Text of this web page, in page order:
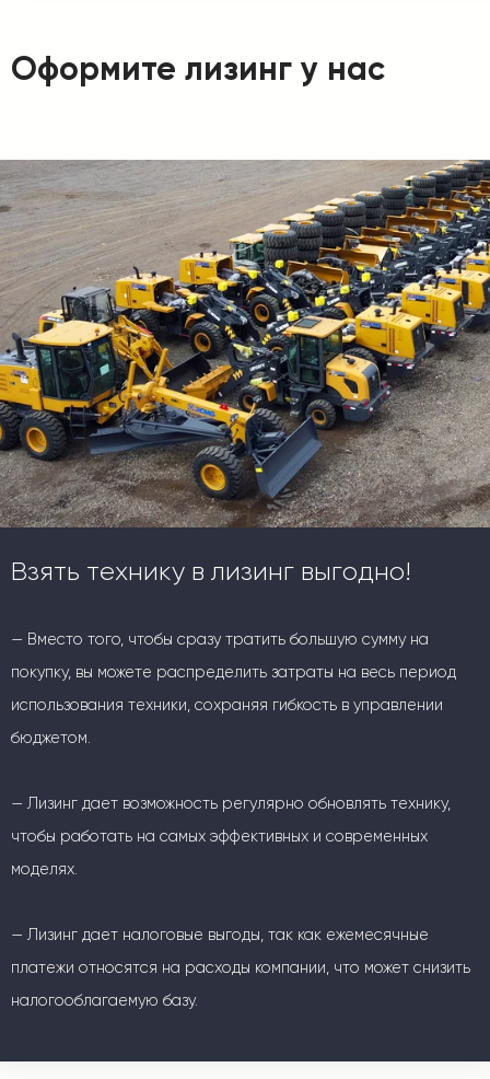
Оформите лизинг у нас
Взять технику в лизинг выгодно!
— Вместо того, чтобы сразу тратить большую сумму на
покупку, вы можете распределить затраты на весь период
использования техники, сохраняя гибкость в управлении
бюджетом.
— Лизинг дает возможность регулярно обновлять технику,
чтобы работать на самых эффективных и современных
моделях.
— Лизинг дает налоговые выгоды, так как ежемесячные
платежи относятся на расходы компании, что может снизить
налогооблагаемую базу.